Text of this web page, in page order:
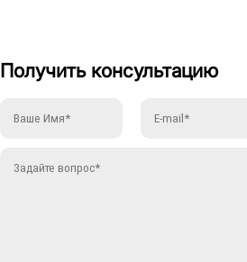
Получить консультацию